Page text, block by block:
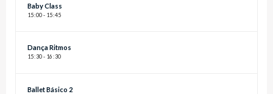
Baby Class
15:00 - 15:45
Dança Ritmos
15:30 - 16:30
Ballet Básico 2